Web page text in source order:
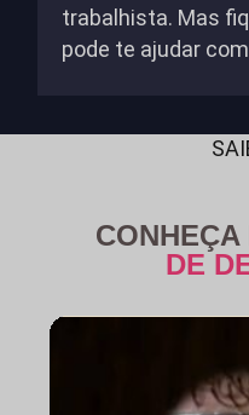
trabalhista. Mas
pode te ajudar
CONHEÇA
DE